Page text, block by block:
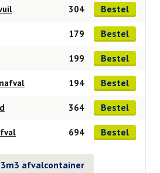
304 Bestel
179 Bestel
199 Bestel
194 Bestel
364 Bestel
694 Bestel
afvalcontainer